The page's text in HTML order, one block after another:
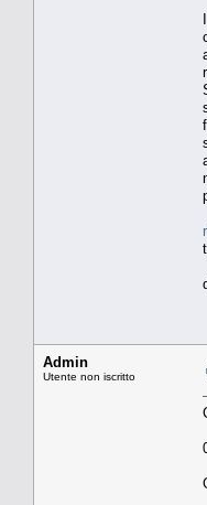
Admin
Utente non iscritto